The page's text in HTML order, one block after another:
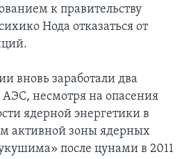
к правительству
Нода отказаться от
вновь заработали два
несмотря на опасения
ядерной энергетики в
активной зоны ядерных
после цунами в 2011